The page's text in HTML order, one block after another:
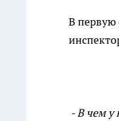
В первую
- В чем у